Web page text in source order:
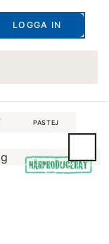
LOGGA IN
PASTEJ